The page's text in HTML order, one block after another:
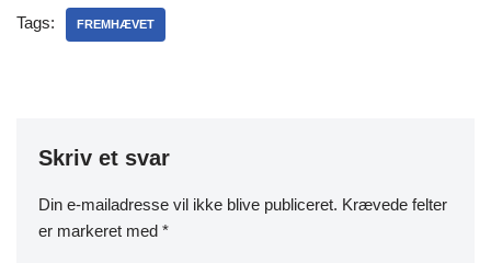
Tags: FREMHÆVET
Skriv et svar
Din e-mailadresse vil ikke blive publiceret. Krævede felter
er markeret med *